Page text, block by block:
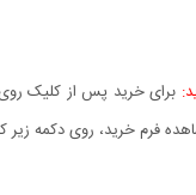
برای خرید پس از کلیک
فرم خرید، روی دکمه زیر